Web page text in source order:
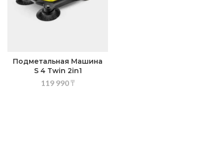
Подметальная Машина
S 4 Twin 2in1
119 990₸